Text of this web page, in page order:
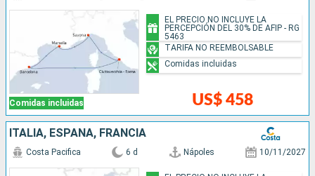
Comidas incluidas US$ 458
EL PRECIO NO INCLUYE LA
PERCEPCIÓN DEL 30% DE AFIP - RG
5463
TARIFA NO REEMBOLSABLE
Comidas incluidas
ITALIA, ESPAÑA, FRANCIA
Costa Pacifica 6 d Nápoles 10/11/2027